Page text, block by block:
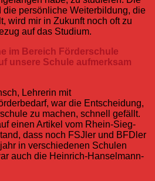
die persönliche Weiterbildung, die
wird mir in Zukunft noch oft zu
auf das Studium.
im Bereich Förderschule
unsere Schule aufmerksam
Lehrerin mit
war die Entscheidung,
zu machen, schnell gefällt.
einen Artikel vom Rhein-Sieg-
dass noch FSJler und BFDler
in verschiedenen Schulen
auch die Heinrich-Hanselmann-